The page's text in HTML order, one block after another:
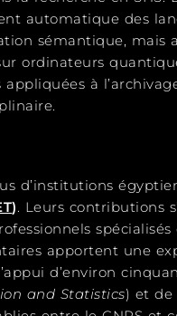
automatique des
sémantique, mais
ordinateurs
à
d’institutions
). Leurs contributions
apportent une
d’environ
and Statistics) et de